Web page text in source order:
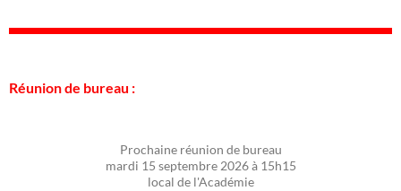
Réunion de bureau :
Prochaine réunion de bureau
mardi 15 septembre 2026 à 15h15
local de l'Académie